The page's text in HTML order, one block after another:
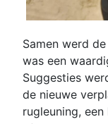
Samen werd
was een
Suggesties
de nieuwe
rugleuning,